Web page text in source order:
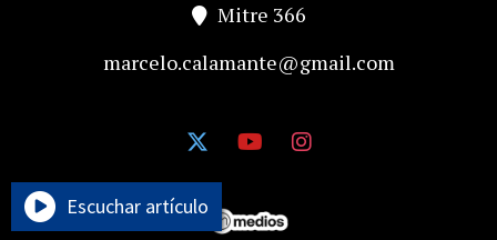
Mitre 366
marcelo.calamante@gmail.com
Escuchar artículo